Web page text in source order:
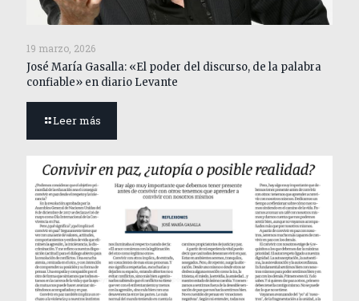
19 marzo, 2026
José María Gasalla: «El poder del discurso, de la palabra
confiable» en diario Levante
Leer más